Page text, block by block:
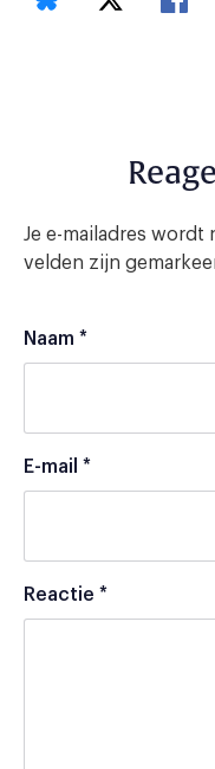
Je e-mailadres
velden zijn
Naam *
E-mail *
Reactie *